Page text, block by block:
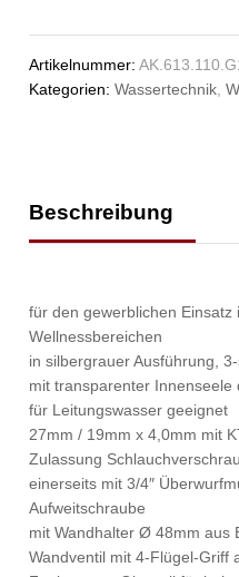
Artikelnummer:
Kategorien:Wassertechnik,
Beschreibung
für den gewerblichen Einsatz
Wellnessbereichen
in silbergrauer Ausführung,
mit transparenter
für Leitungswasser geeignet
27mm / 19mm x 4,0mm mit
Zulassung
einerseits mit 3/4″
Aufweitschraube
mit Wandhalter Ø 48mm aus
Wandventil mit 4-Flügel-Griff